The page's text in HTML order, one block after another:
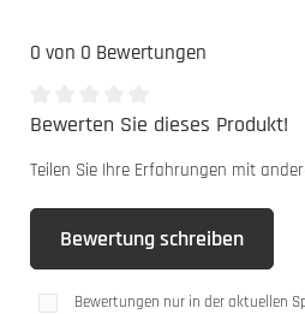
0 von 0 Bewertungen
Durchschnittliche Bewertung von 0
Bewerten Sie dieses Produkt!
Teilen Sie Ihre Erfahrungen mit
Bewertung schreiben
Bewertungen nur in der aktuellen